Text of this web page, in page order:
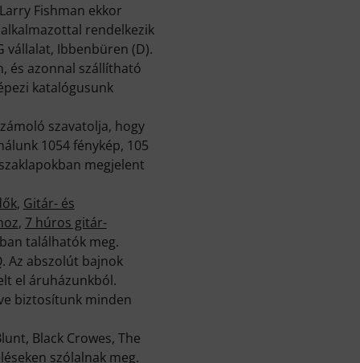
Fishman ekkor
rendelkezik
vállalat, Ibbenbüren (D).
és azonnal szállítható
katalógusunk
szavatolja, hogy
1054 fénykép, 105
megjelent
, Gitár- és
, 7 húros gitár-
találhatók meg.
. Az abszolút bajnok
el áruházunkból.
biztosítunk minden
Black Crowes, The
szólalnak meg.